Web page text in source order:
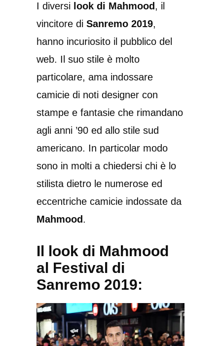
I diversi look di Mahmood , il
vincitore di Sanremo 2019,
hanno incuriosito il pubblico del
web. Il suo stile è molto
particolare, ama indossare
camicie di noti designer con
stampe e fantasie che rimandano
agli anni ’90 ed allo stile sud
americano. In particolar modo
sono in molti a chiedersi chi è lo
stilista dietro le numerose ed
eccentriche camicie indossate da
Mahmood .
Il look di Mahmood
al Festival di
Sanremo 2019: